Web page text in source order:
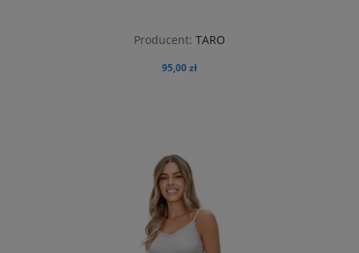
Producent: TARO
95,00 zł
do koszyka